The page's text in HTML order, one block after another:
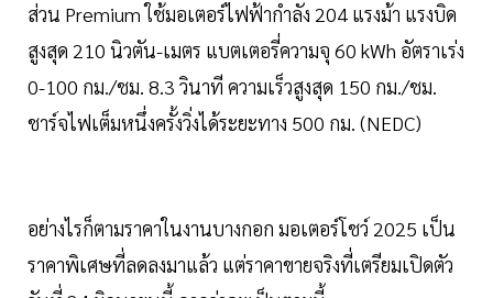
ส่วน Premium ใช้มอเตอร์ไฟฟ้ากำลัง 204 แรงม้า แรงบิด
สูงสุด 210 นิวตัน-เมตร แบตเตอรี่ความจุ 60 kWh อัตราเร่ง
0-100 กม./ชม. 8.3 วินาที ความเร็วสูงสุด 150 กม./ชม.
ชาร์จไฟเต็มหนึ่งครั้งวิ่งได้ระยะทาง 500 กม. (NEDC)
อย่างไรก็ตามราคาในงานบางกอก มอเตอร์โชว์ 2025 เป็น
ราคาพิเศษที่ลดลงมาแล้ว แต่ราคาขายจริงที่เตรียมเปิดตัว